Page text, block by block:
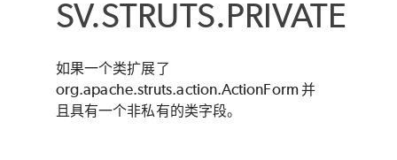
SV.STRUTS.PRIVATE
如果一个类扩展了
org.apache.struts.action.ActionForm 并
且具有一个非私有的类字段。